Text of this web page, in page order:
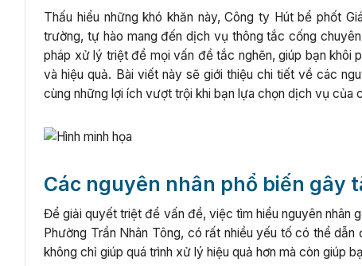
Thấu hiểu những khó khăn này, Công ty Hút bể phốt
trường, tự hào mang đến dịch vụ thông tắc cống
pháp xử lý triệt để mọi vấn đề tắc nghẽn, giúp bạn khôi
và hiệu quả. Bài viết này sẽ giới thiệu chi tiết về các
cùng những lợi ích vượt trội khi bạn lựa chọn dịch vụ của
Các nguyên nhân phổ biến gây
Để giải quyết triệt để vấn đề, việc tìm hiểu nguyên nhân
Phường Trần Nhân Tông, có rất nhiều yếu tố có thể
không chỉ giúp quá trình xử lý hiệu quả hơn mà còn giúp